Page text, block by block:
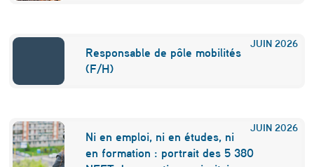
r
t
q
u
JUIN 2026
Responsable de pôle mobilités
(F/H)
JUIN 2026
Ni en emploi, ni en études, ni
en formation : portrait des 5 380